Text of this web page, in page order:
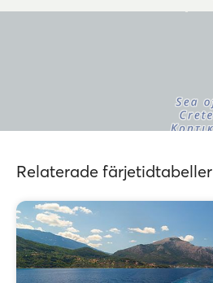
Relaterade färjetidtabeller